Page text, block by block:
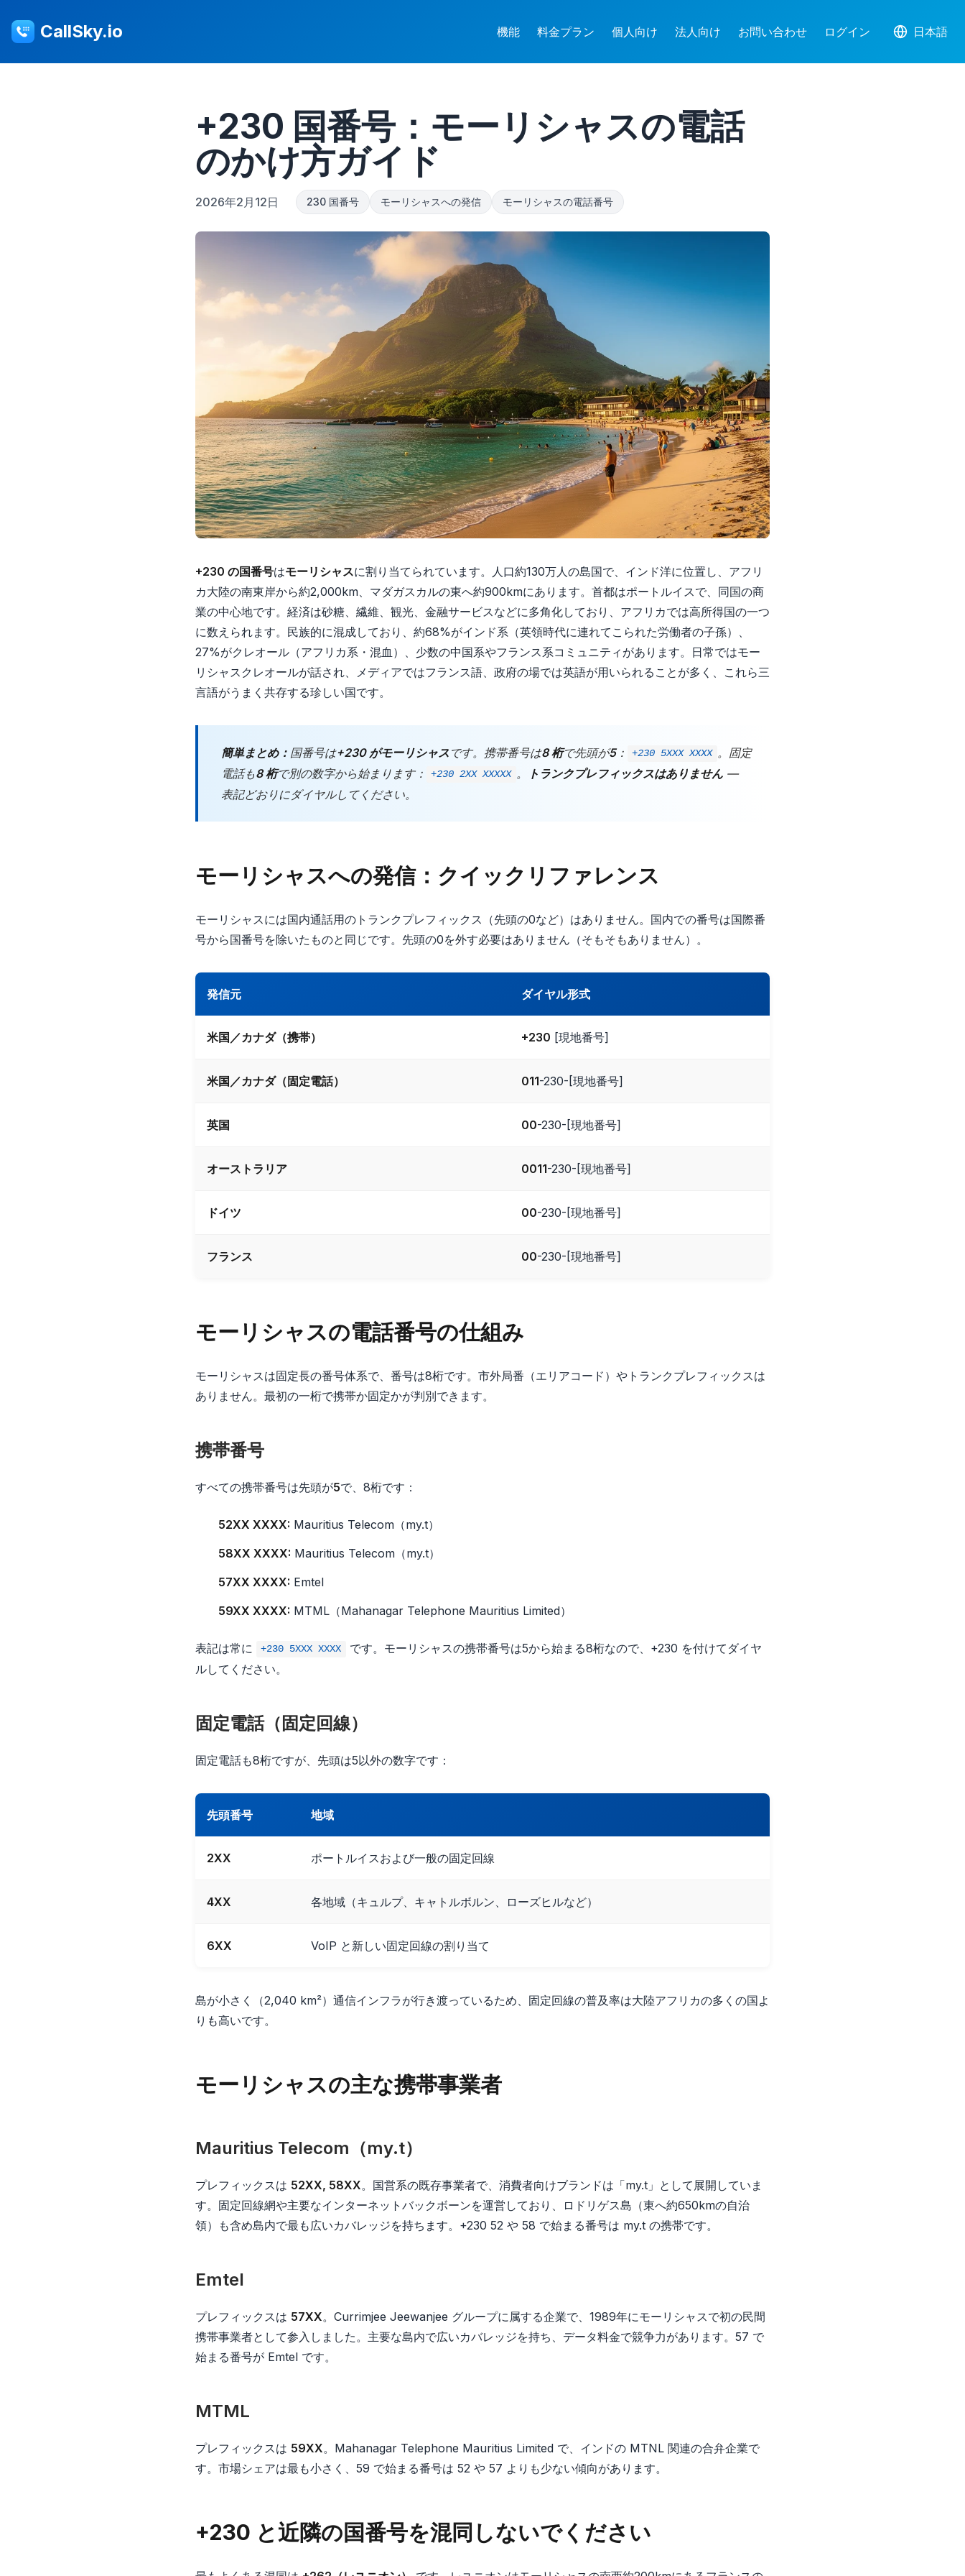
CallSky.io 機能 料金プラン 個人向け 法人向け お問い合わせ ログイン 日本語
+230 国番号：モーリシャスの電話
のかけ方ガイド
2026年2月12日 230 国番号 モーリシャスへの発信 モーリシャスの電話番号
+230 の国番号はモーリシャスに割り当てられています。人口約130万人の島国で、インド洋に位置し、アフリ
カ大陸の南東岸から約2,000km、マダガスカルの東へ約900kmにあります。首都はポートルイスで、同国の商
業の中心地です。経済は砂糖、繊維、観光、金融サービスなどに多角化しており、アフリカでは高所得国の一つ
に数えられます。民族的に混成しており、約68%がインド系（英領時代に連れてこられた労働者の子孫）、
27%がクレオール（アフリカ系・混血）、少数の中国系やフランス系コミュニティがあります。日常ではモー
リシャスクレオールが話され、メディアではフランス語、政府の場では英語が用いられることが多く、これら三
言語がうまく共存する珍しい国です。
簡単まとめ： 国番号は+230 がモーリシャス です。携帯番号は8 桁で先頭が5： +230 5XXX XXXX 。固定
電話も8 桁で別の数字から始まります： +230 2XX XXXXX 。 トランクプレフィックスはありません—
表記どおりにダイヤルしてください。
モーリシャスへの発信：クイックリファレンス
モーリシャスには国内通話用のトランクプレフィックス（先頭の0など）はありません。国内での番号は国際番
号から国番号を除いたものと同じです。先頭の0を外す必要はありません（そもそもありません）。
発信元 ダイヤル形式
米国／カナダ（携帯） +230 [現地番号]
米国／カナダ（固定電話） 011-230-[現地番号]
英国 00-230-[現地番号]
オーストラリア 0011-230-[現地番号]
ドイツ 00-230-[現地番号]
フランス 00-230-[現地番号]
モーリシャスの電話番号の仕組み
モーリシャスは固定長の番号体系で、番号は8桁です。市外局番（エリアコード）やトランクプレフィックスは
ありません。最初の一桁で携帯か固定かが判別できます。
携帯番号
すべての携帯番号は先頭が5で、8桁です：
52XX XXXX: Mauritius Telecom（my.t）
58XX XXXX: Mauritius Telecom（my.t）
57XX XXXX: Emtel
59XX XXXX: MTML（Mahanagar Telephone Mauritius Limited）
表記は常に +230 5XXX XXXX
です。モーリシャスの携帯番号は5から始まる8桁なので、+230 を付けてダイヤ
ルしてください。
固定電話（固定回線）
固定電話も8桁ですが、先頭は5以外の数字です：
先頭番号 地域
2XX ポートルイスおよび一般の固定回線
4XX 各地域（キュルプ、キャトルボルン、ローズヒルなど）
6XX VoIP と新しい固定回線の割り当て
島が小さく（2,040 km²）通信インフラが行き渡っているため、固定回線の普及率は大陸アフリカの多くの国よ
りも高いです。
モーリシャスの主な携帯事業者
Mauritius Telecom（my.t）
プレフィックスは 52XX, 58XX。国営系の既存事業者で、消費者向けブランドは「my.t」として展開していま
す。固定回線網や主要なインターネットバックボーンを運営しており、ロドリゲス島（東へ約650kmの自治
領）も含め島内で最も広いカバレッジを持ちます。+230 52 や 58 で始まる番号は my.t の携帯です。
Emtel
プレフィックスは 57XX。Currimjee Jeewanjee グループに属する企業で、1989年にモーリシャスで初の民間
携帯事業者として参入しました。主要な島内で広いカバレッジを持ち、データ料金で競争力があります。57 で
始まる番号が Emtel です。
MTML
プレフィックスは 59XX。Mahanagar Telephone Mauritius Limited で、インドの MTNL 関連の合弁企業で
す。市場シェアは最も小さく、59 で始まる番号は 52 や 57 よりも少ない傾向があります。
+230 と近隣の国番号を混同しないでください